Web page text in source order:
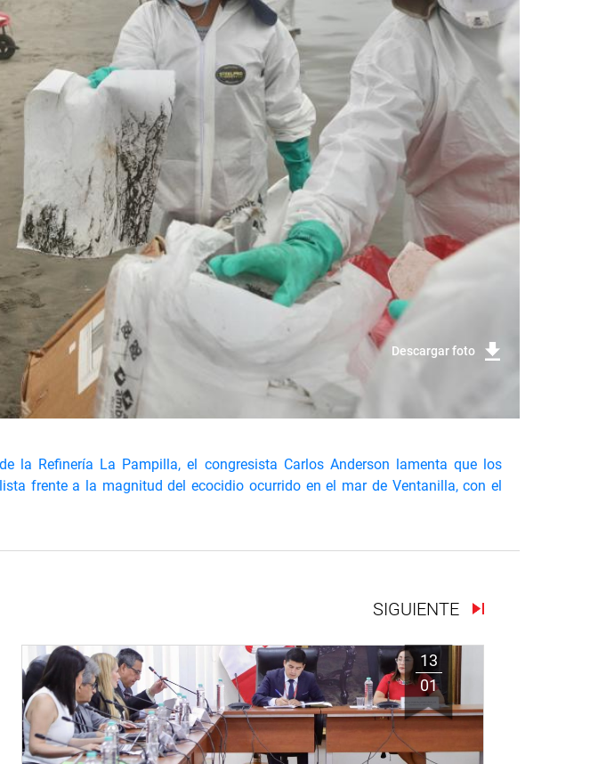
Descargar foto
la Refinería La Pampilla, el congresista Carlos Anderson lamenta que los
frente a la magnitud del ecocidio ocurrido en el mar de Ventanilla, con el
SIGUIENTE
13
01